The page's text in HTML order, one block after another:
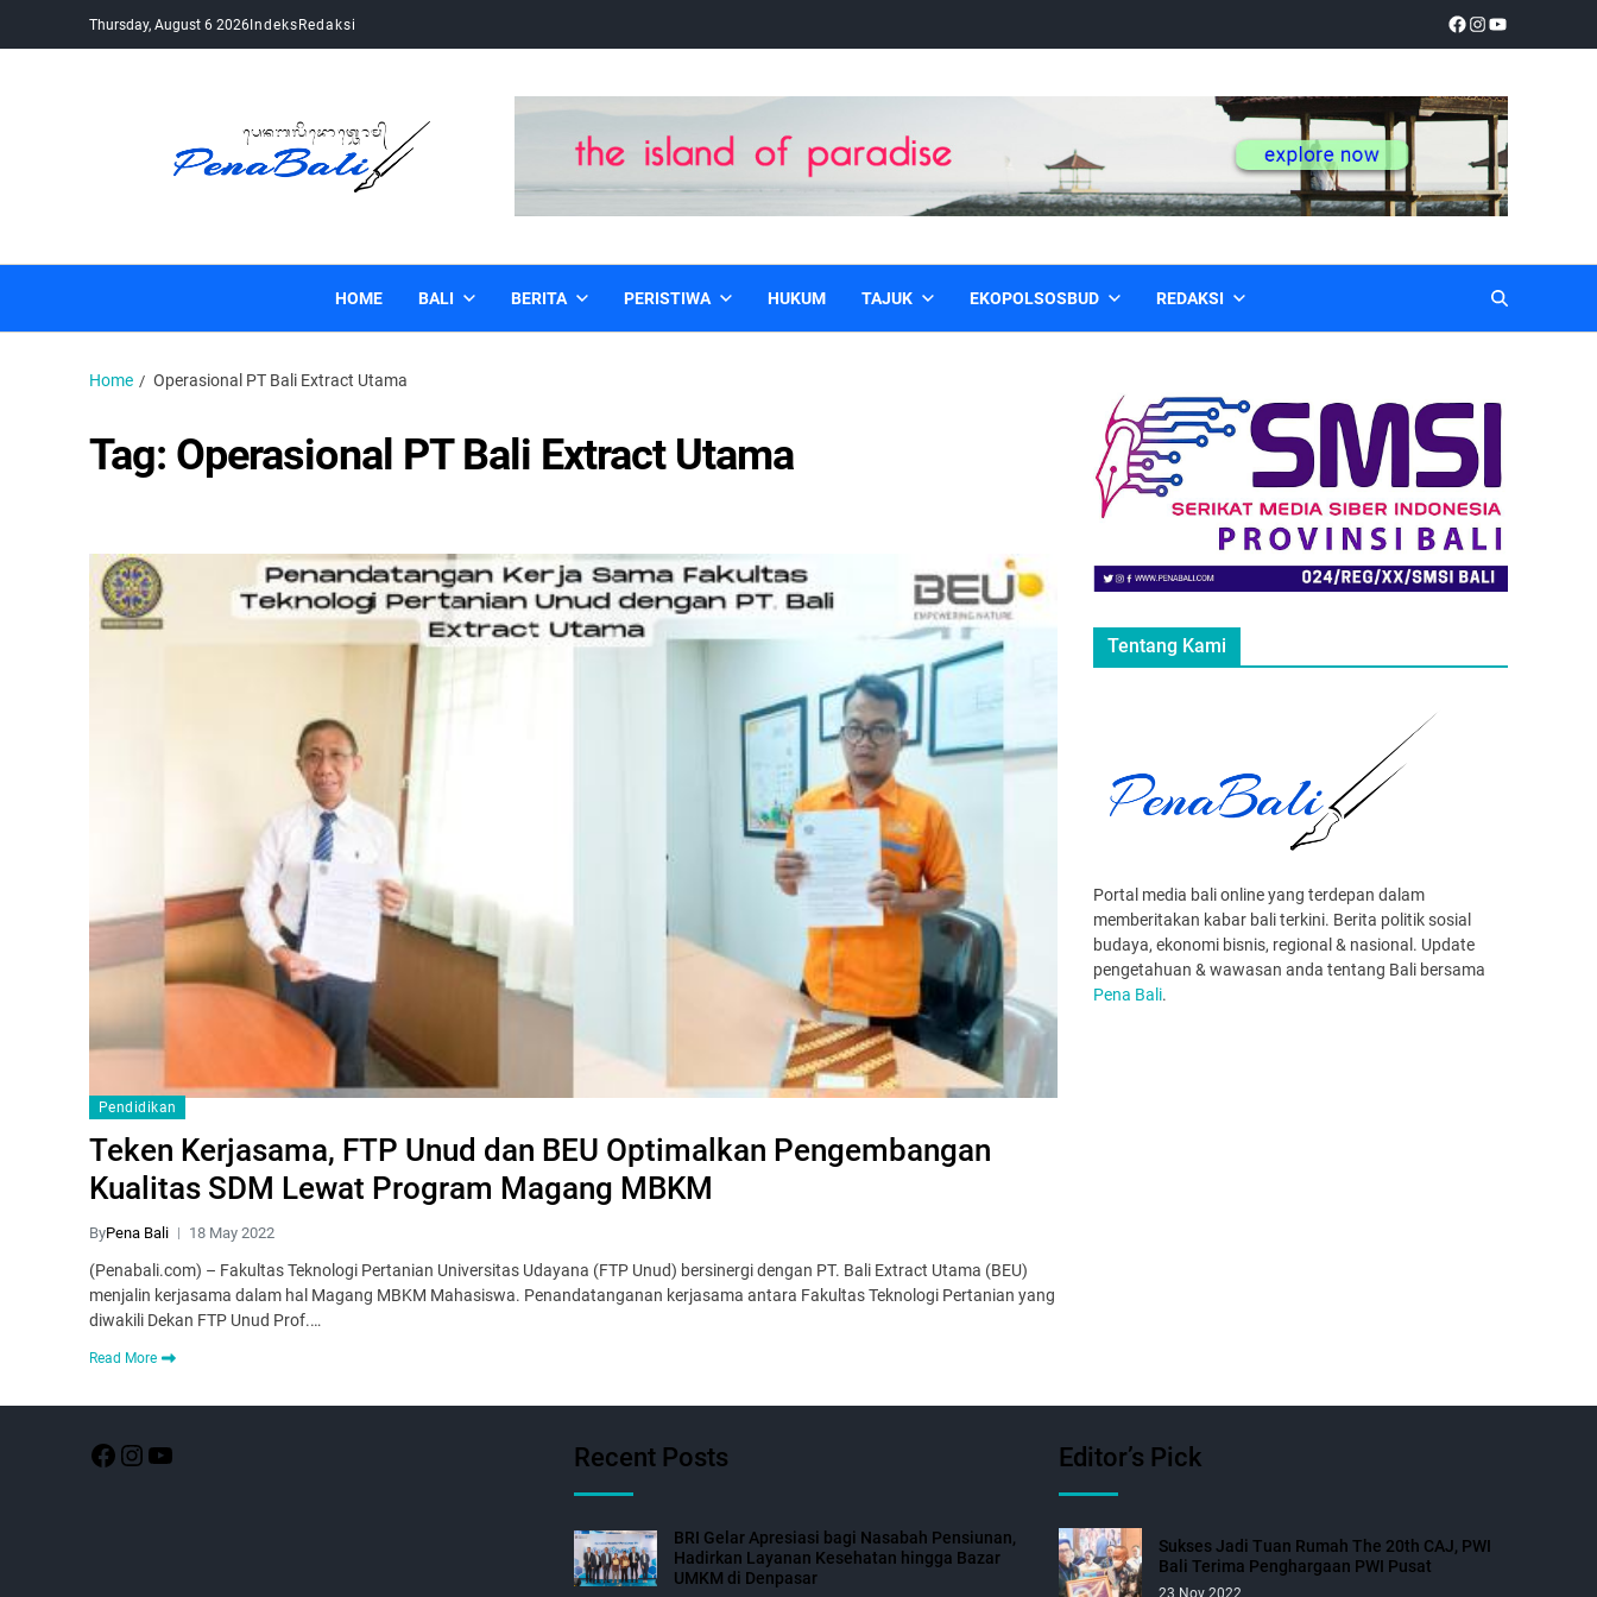
Thursday, August 6 2026IndeksRedaksi
HOME BALI BERITA PERISTIWA HUKUM TAJUK EKOPOLSOSBUD REDAKSI
Home Operasional PT Bali Extract Utama
Tag: Operasional PT Bali Extract Utama
Pendidikan
Teken Kerjasama, FTP Unud dan BEU Optimalkan Pengembangan
Kualitas SDM Lewat Program Magang MBKM
ByPena Bali 18 May 2022
(Penabali.com) – Fakultas Teknologi Pertanian Universitas Udayana (FTP Unud) bersinergi dengan PT. Bali Extract Utama (BEU)
menjalin kerjasama dalam hal Magang MBKM Mahasiswa. Penandatanganan kerjasama antara Fakultas Teknologi Pertanian yang
diwakili Dekan FTP Unud Prof.…
Read More
Tentang Kami
Portal media bali online yang terdepan dalam
memberitakan kabar bali terkini. Berita politik sosial
budaya, ekonomi bisnis, regional & nasional. Update
pengetahuan & wawasan anda tentang Bali bersama
Pena Bali.
Recent Posts
BRI Gelar Apresiasi bagi Nasabah Pensiunan,
Hadirkan Layanan Kesehatan hingga Bazar
UMKM di Denpasar
Editor’s Pick
Sukses Jadi Tuan Rumah The 20th CAJ, PWI
Bali Terima Penghargaan PWI Pusat
23 Nov 2022